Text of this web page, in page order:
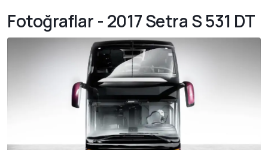
Fotoğraflar - 2017 Setra S 531 DT